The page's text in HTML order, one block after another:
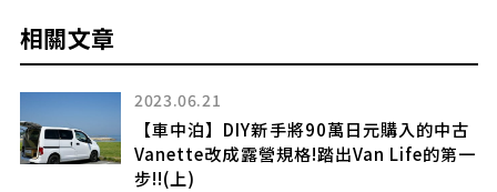
相關文章
2023.06.21
【車中泊】DIY新手將90萬日元購入的中古
Vanette改成露營規格!踏出Van Life的第一
步!!(上)